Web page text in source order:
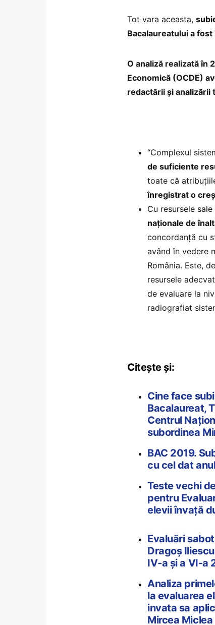
Tot vara aceasta,
Bacalaureatului a
O analiză realizată în
Economică (OCDE)
redactării şi analizării
“Complexul
de suficiente
toate că
înregistrat o
Cu resursele
naţionale de
concordanţă cu
având în vedere
România. Este,
resursele
de evaluare la
radiografiat
Citește și:
Cine face
Bacalaureat,
Centrul
subordinea
BAC 2019.
cu cel dat
Teste vechi
pentru
elevii învață
Evaluări
Dragoș
IV-a și a VI-a
Analiza
la evaluarea
invata sa
Mircea Miclea